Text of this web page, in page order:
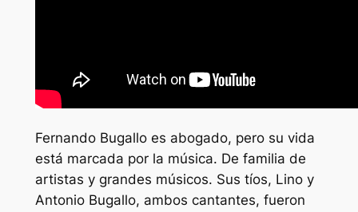
Fernando Bugallo es abogado, pero su vida
está marcada por la música. De familia de
artistas y grandes músicos. Sus tíos, Lino y
Antonio Bugallo, ambos cantantes, fueron